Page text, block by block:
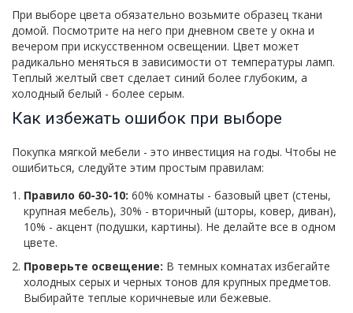
При выборе цвета обязательно возьмите образец ткани
домой. Посмотрите на него при дневном свете у окна и
вечером при искусственном освещении. Цвет может
радикально меняться в зависимости от температуры ламп.
Теплый желтый свет сделает синий более глубоким, а
холодный белый - более серым.
Как избежать ошибок при выборе
Покупка мягкой мебели - это инвестиция на годы. Чтобы не
ошибиться, следуйте этим простым правилам:
Правило 60-30-10: 60% комнаты - базовый цвет (стены,
крупная мебель), 30% - вторичный (шторы, ковер, диван),
10% - акцент (подушки, картины). Не делайте все в одном
цвете.
Проверьте освещение: В темных комнатах избегайте
холодных серых и черных тонов для крупных предметов.
Выбирайте теплые коричневые или бежевые.